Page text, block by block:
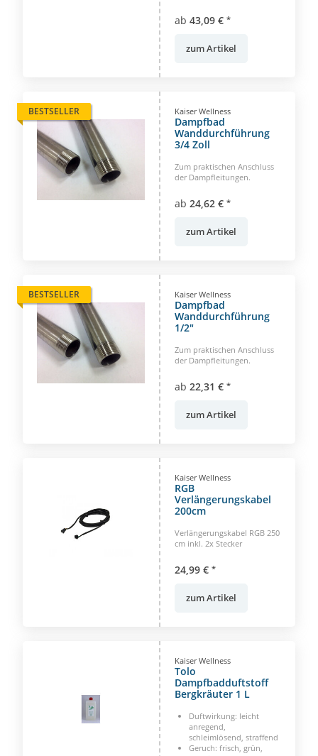
ab 43,09 € *
zum Artikel
BESTSELLER Kaiser Wellness
Dampfbad
Wanddurchführung
3/4 Zoll
Zum praktischen Anschluss
der Dampfleitungen.
ab 24,62 € *
zum Artikel
BESTSELLER Kaiser Wellness
Dampfbad
Wanddurchführung
1/2"
Zum praktischen Anschluss
der Dampfleitungen.
ab 22,31 € *
zum Artikel
Kaiser Wellness
RGB
Verlängerungskabel
200cm
Verlängerungskabel RGB 250
cm inkl. 2x Stecker
24,99 € *
zum Artikel
Kaiser Wellness
Tolo
Dampfbadduftstoff
Bergkräuter 1 L
Duftwirkung: leicht
anregend,
schleimlösend, straffend
Geruch: frisch, grün,